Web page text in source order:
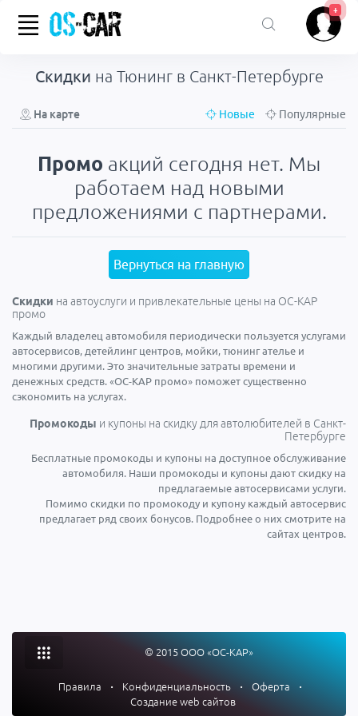
+
Cкидки на Тюнингв Санкт-Петербурге
На карте Новые Популярные
Промо акций сегодня нет. Мы
работаем над новыми
предложениями с партнерами.
Вернуться на главную
Скидки на автоуслуги и привлекательные цены на ОС-КАР
промо
Каждый владелец автомобиля периодически пользуется услугами
автосервисов, детейлинг центров, мойки, тюнинг ателье и
многими другими. Это значительные затраты времени и
денежных средств. «ОС-КАР промо» поможет существенно
сэкономить на услугах.
Промокоды и купоны на скидку для автолюбителей в Санкт-
Петербурге
Бесплатные промокоды и купоны на доступное обслуживание
автомобиля. Наши промокоды и купоны дают скидку на
предлагаемые автосервисами услуги.
Помимо скидки по промокоду и купону каждый автосервис
предлагает ряд своих бонусов. Подробнее о них смотрите на
сайтах центров.
© 2015 ООО «ОС-КАР»
Правила • Конфиденциальность • Оферта
•
Создание web сайтов